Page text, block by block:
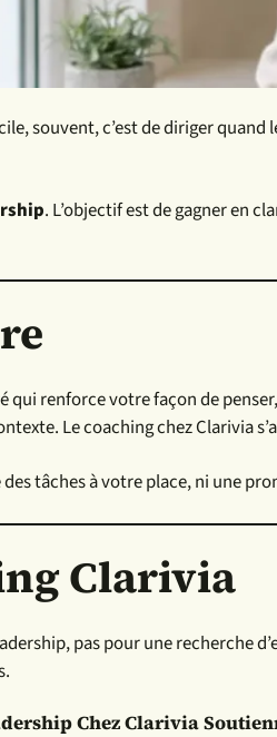
souvent, c’est de diriger
. L’objectif est de gagner en
renforce votre façon de
Le coaching chez Clarivia
tâches à votre place, ni une
Clarivia
pas pour une recherche
Chez Clarivia